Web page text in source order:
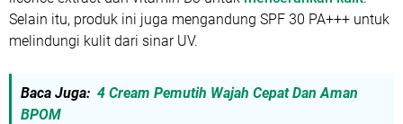
Selain itu, produk ini juga mengandung SPF 30 PA+++ untuk
melindungi kulit dari sinar UV.
Baca Juga: 4 Cream Pemutih Wajah Cepat Dan Aman
BPOM